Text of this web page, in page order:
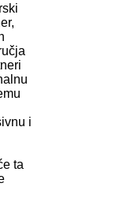
i
ta